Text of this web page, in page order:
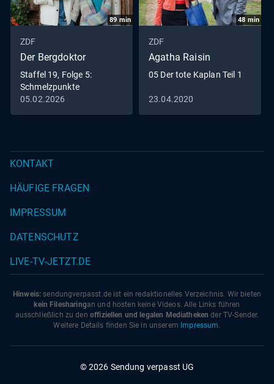
89 min
ZDF
Der Bergdoktor
Staffel 19, Folge 5:
Schmelzpunkte
05.02.2026
48 min
ZDF
Agatha Raisin
05 Der tote Kaplan Teil 1
23.04.2020
KONTAKT
HÄUFIGE FRAGEN
IMPRESSUM
DATENSCHUTZ
LIVE-TV-JETZT.DE
Hinweis: sendungverpasst.de ist ein redaktionelles Verzeichnis. Wir bieten
kein Filesharingan und hosten keine Videos. Alle Links führen
ausschließlich zu den offiziellen und legalen Mediatheken der TV-Sender.
Weitere Details finden Sie in unserem Impressum.
© 2026 Sendung verpasst UG